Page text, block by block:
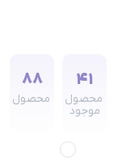
41
محصول
موجود
88
محصول